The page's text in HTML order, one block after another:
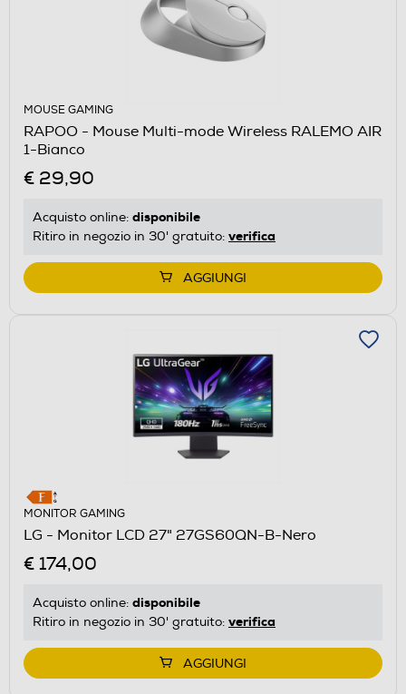
MOUSE GAMING
RAPOO - Mouse Multi-mode Wireless RALEMO AIR
1-Bianco
€ 29,90
Acquisto online: disponibile
Ritiro in negozio in 30' gratuito: verifica
AGGIUNGI
MONITOR GAMING
LG - Monitor LCD 27" 27GS60QN-B-Nero
€ 174,00
Acquisto online: disponibile
Ritiro in negozio in 30' gratuito: verifica
AGGIUNGI